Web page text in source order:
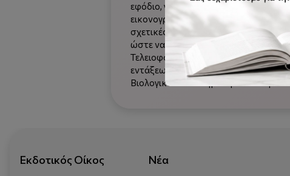
εφόδιο, για φοιτητές οι οποίοι
εικονογράφηση και σε κάθε
σχετικές δημοσιεύσεις. Καθώς το
ώστε να διευκολύνεται η προσέγγιση
Τελειοφοίτους ή και
εντάξεως. Τελειοφοίτους ή και
Βιολογικών Επιστημών με ιδιαίτερο
Εκδοτικός Οίκος Νέα